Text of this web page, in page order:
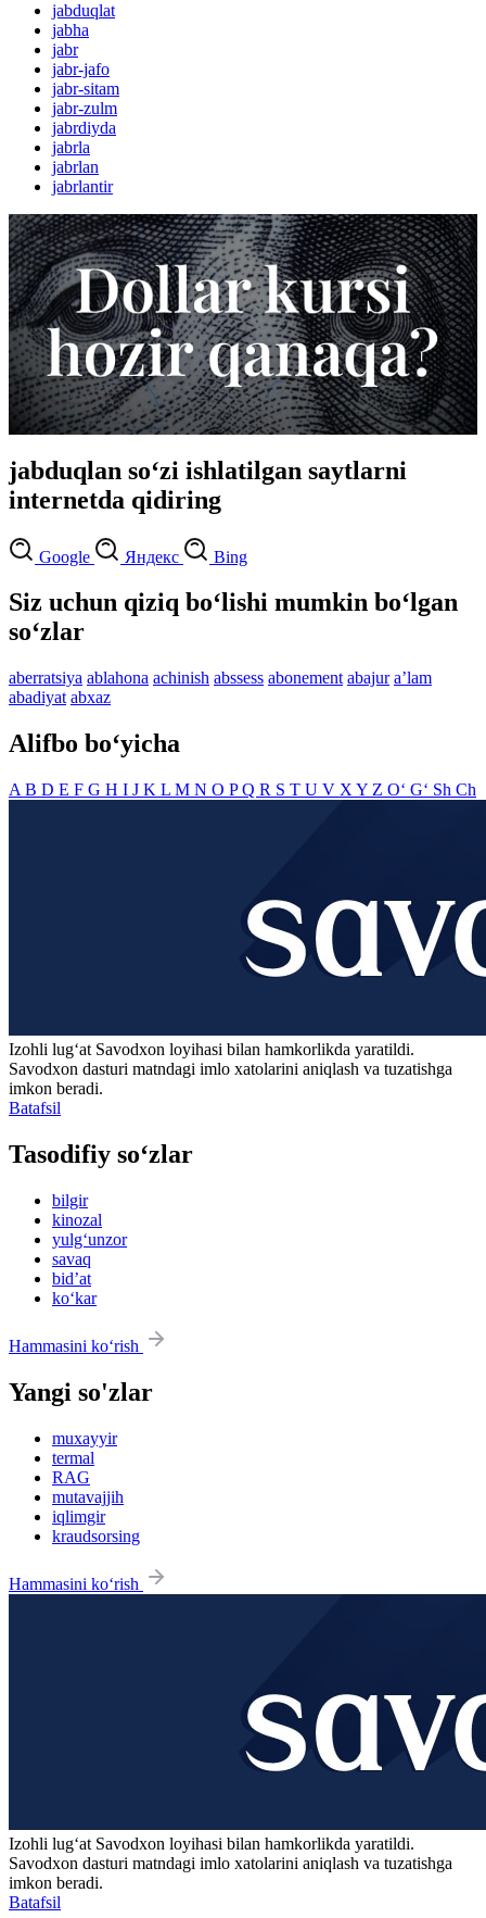
jabduqlat
jabha
jabr
jabr-jafo
jabr-sitam
jabr-zulm
jabrdiyda
jabrla
jabrlan
jabrlantir
jabduqlan so‘zi ishlatilgan saytlarni
internetda qidiring
Google Яндекс Bing
Siz uchun qiziq bo‘lishi mumkin bo‘lgan
so‘zlar
aberratsiya ablahona achinish abssess abonement abajur aʼlam
abadiyat abxaz
Alifbo bo‘yicha
A B D E F G H I J K L M N O PQ R S T U V X Y Z O‘ G‘ Sh Ch
Izohli lugʻat Savodxon loyihasi bilan hamkorlikda yaratildi.
Savodxon dasturi matndagi imlo xatolarini aniqlash va tuzatishga
imkon beradi.
Batafsil
Tasodifiy so‘zlar
bilgir
kinozal
yulg‘unzor
savaq
bidʼat
ko‘kar
Hammasini ko‘rish
Yangi so'zlar
muxayyir
termal
RAG
mutavajjih
iqlimgir
kraudsorsing
Hammasini ko‘rish
Izohli lugʻat Savodxon loyihasi bilan hamkorlikda yaratildi.
Savodxon dasturi matndagi imlo xatolarini aniqlash va tuzatishga
imkon beradi.
Batafsil